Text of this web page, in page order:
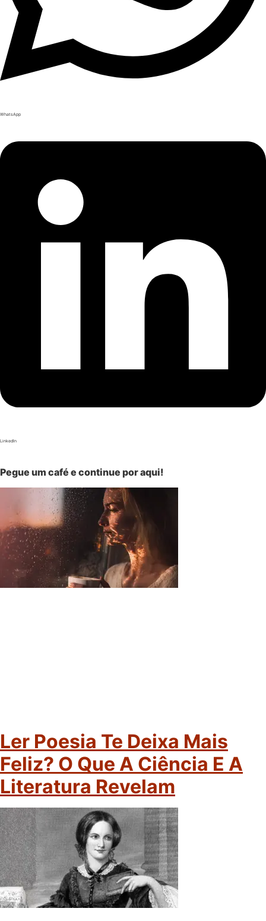
WhatsApp
LinkedIn
Pegue um café e continue por aqui!
Ler Poesia Te Deixa Mais
Feliz? O Que A Ciência E A
Literatura Revelam